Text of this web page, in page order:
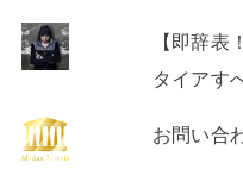
【即辞
タイアす
お問い合